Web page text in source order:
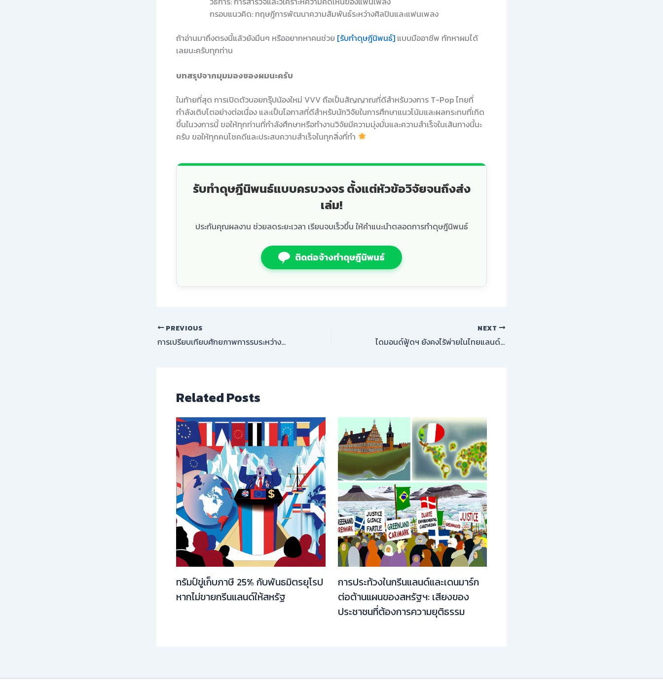
กรอบแนวคิด: ทฤษฎีการพัฒนาความสัมพันธ์ระหว่างศิลปินและแฟนเพลง
ถ้าอ่านมาถึงตรงนี้แล้วยังมึนๆ หรืออยากหาคนช่วย [รับทำดุษฎีนิพนธ์] แบบมืออาชีพ ทักหาผมได้
เลยนะครับทุกท่าน
บทสรุปจากมุมมองของผมนะครับ
ในท้ายที่สุด การเปิดตัวบอยกรุ๊ปน้องใหม่ VVV ถือเป็นสัญญาณที่ดีสำหรับวงการ T-Pop ไทยที่
กำลังเติบโตอย่างต่อเนื่อง และเป็นโอกาสที่ดีสำหรับนักวิจัยในการศึกษาแนวโน้มและผลกระทบที่เกิด
ขึ้นในวงการนี้ ขอให้ทุกท่านที่กำลังศึกษาหรือทำงานวิจัยมีความมุ่งมั่นและความสำเร็จในเส้นทางนี้นะ
ครับ ขอให้ทุกคนโชคดีและประสบความสำเร็จในทุกสิ่งที่ทำ
รับทำดุษฎีนิพนธ์แบบครบวงจร ตั้งแต่หัวข้อวิจัยจนถึงส่ง
เล่ม!
ประกันคุณผลงาน ช่วยลดระยะเวลา เรียนจบเร็วขึ้น ให้คำแนะนำตลอดการทำดุษฎีนิพนธ์
ติดต่อจ้างทำดุษฎีนิพนธ์
PREVIOUS
การเปรียบเทียบศักยภาพการรบระหว่างปากีสถานและอัฟกานิสถาน: ใครจะเป็นผู้ชนะในสงครามครั้งใหม่?
NEXT
ไดมอนด์ฟู้ดฯ ยังคงไร้พ่ายในไทยแลนด์ลีก แสดงให้เห็นถึงความแข็งแกร่งที่น่าจับตามอง
Related Posts
ทรัมป์ขู่เก็บภาษี 25% กับพันธมิตรยุโรป
หากไม่ขายกรีนแลนด์ให้สหรัฐ
การประท้วงในกรีนแลนด์และเดนมาร์ก
ต่อต้านแผนของสหรัฐฯ: เสียงของ
ประชาชนที่ต้องการความยุติธรรม